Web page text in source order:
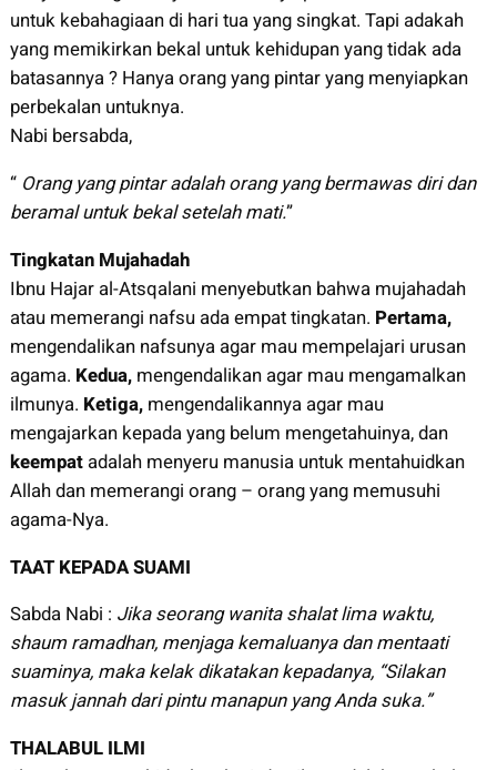
untuk kebahagiaan di hari tua yang singkat. Tapi adakah
yang memikirkan bekal untuk kehidupan yang tidak ada
batasannya ? Hanya orang yang pintar yang menyiapkan
perbekalan untuknya.
Nabi bersabda,
“ Orang yang pintar adalah orang yang bermawas diri dan
beramal untuk bekal setelah mati.”
Tingkatan Mujahadah
Ibnu Hajar al-Atsqalani menyebutkan bahwa mujahadah
atau memerangi nafsu ada empat tingkatan. Pertama,
mengendalikan nafsunya agar mau mempelajari urusan
agama. Kedua, mengendalikan agar mau mengamalkan
ilmunya. Ketiga, mengendalikannya agar mau
mengajarkan kepada yang belum mengetahuinya, dan
keempatadalah menyeru manusia untuk mentahuidkan
Allah dan memerangi orang – orang yang memusuhi
agama-Nya.
TAAT KEPADA SUAMI
Sabda Nabi : Jika seorang wanita shalat lima waktu,
shaum ramadhan, menjaga kemaluanya dan mentaati
suaminya, maka kelak dikatakan kepadanya, “Silakan
masuk jannah dari pintu manapun yang Anda suka.”
THALABUL ILMI